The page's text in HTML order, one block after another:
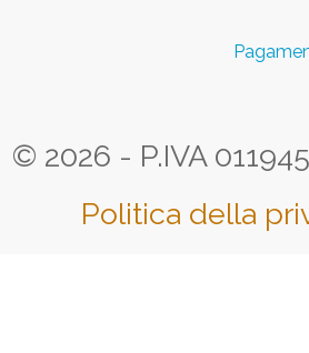
© 2026 - P.IVA
Politica della